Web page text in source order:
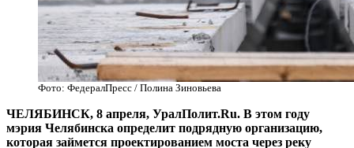
Фото: ФедералПресс / Полина Зиновьева
ЧЕЛЯБИНСК, 8 апреля, УралПолит.Ru. В этом году
мэрия Челябинска определит подрядную организацию,
которая займется проектированием моста через реку